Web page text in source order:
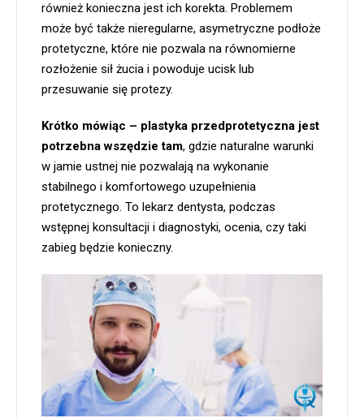
również konieczna jest ich korekta. Problemem
może być także nieregularne, asymetryczne podłoże
protetyczne, które nie pozwala na równomierne
rozłożenie sił żucia i powoduje ucisk lub
przesuwanie się protezy.
Krótko mówiąc – plastyka przedprotetyczna jest
potrzebna wszędzie tam, gdzie naturalne warunki
w jamie ustnej nie pozwalają na wykonanie
stabilnego i komfortowego uzupełnienia
protetycznego. To lekarz dentysta, podczas
wstępnej konsultacji i diagnostyki, ocenia, czy taki
zabieg będzie konieczny.